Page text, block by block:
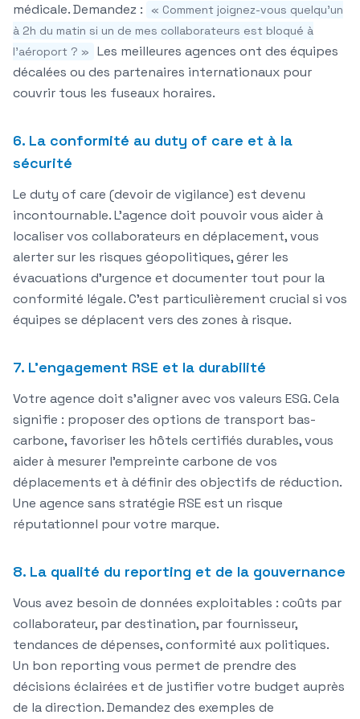
médicale. Demandez :
« Comment joignez-vous quelqu'un
à 2h du matin si un de mes collaborateurs est bloqué à
l'aéroport ? »
Les meilleures agences ont des équipes
décalées ou des partenaires internationaux pour
couvrir tous les fuseaux horaires.
6. La conformité au duty of care et à la
sécurité
Le duty of care (devoir de vigilance) est devenu
incontournable. L'agence doit pouvoir vous aider à
localiser vos collaborateurs en déplacement, vous
alerter sur les risques géopolitiques, gérer les
évacuations d'urgence et documenter tout pour la
conformité légale. C'est particulièrement crucial si vos
équipes se déplacent vers des zones à risque.
7. L'engagement RSE et la durabilité
Votre agence doit s'aligner avec vos valeurs ESG. Cela
signifie : proposer des options de transport bas-
carbone, favoriser les hôtels certifiés durables, vous
aider à mesurer l'empreinte carbone de vos
déplacements et à définir des objectifs de réduction.
Une agence sans stratégie RSE est un risque
réputationnel pour votre marque.
8. La qualité du reporting et de la gouvernance
Vous avez besoin de données exploitables : coûts par
collaborateur, par destination, par fournisseur,
tendances de dépenses, conformité aux politiques.
Un bon reporting vous permet de prendre des
décisions éclairées et de justifier votre budget auprès
de la direction. Demandez des exemples de